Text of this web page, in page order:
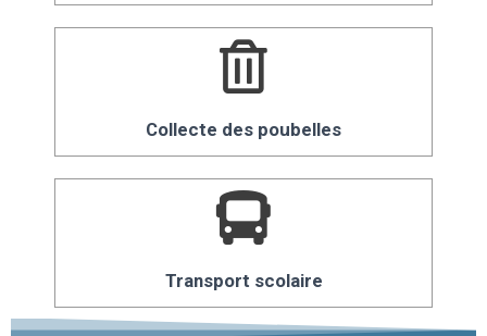
Collecte des poubelles
Transport scolaire